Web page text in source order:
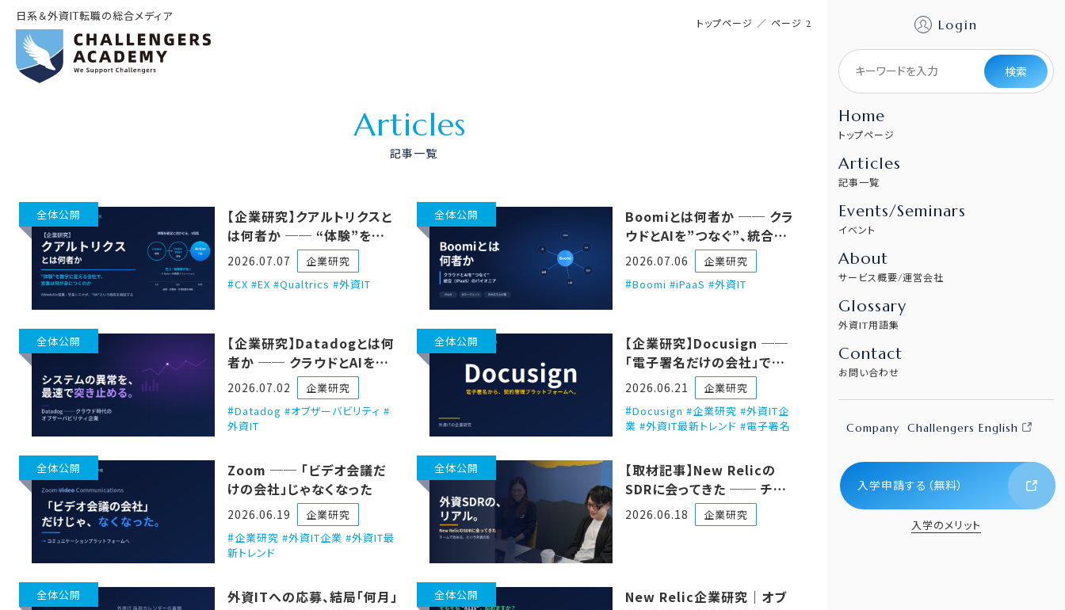
日系＆外資IT転職の総合メディア
Login
検索
Home
トップページ
Articles
記事一覧
Events/Seminars
イベント
About
サービス概要/運営会社
Glossary
外資IT用語集
Contact
お問い合わせ
Company Challengers English
入学申請する（無料）
入学のメリット
トップページ ／ ページ 2
Articles
記事一覧
全体公開
【企業研究】クアルトリクスと
は何者か ── “体験”を数
字に変える会社で、営業は何
が身につくのか
2026.07.07
企業研究
CX #EX #Qualtrics #外資IT
全体公開
Boomiとは何者か ── クラ
ウドとAIを”つなぐ”、統合
（iPaaS）のパイオニア
2026.07.06
企業研究
Boomi #iPaaS #外資IT
全体公開
【企業研究】Datadogとは何
者か ── クラウドとAIを見
張る、オブザーバビリティの
2026.07.02
企業研究
Datadog #オブザーバビリティ #
外資IT
全体公開
【企業研究】Docusign ──
「電子署名だけの会社」では、
終わらないつもりらしい。
2026.06.21
企業研究
Docusign #企業研究 #外資IT企
業 #外資IT最新トレンド #電子署名
全体公開
Zoom ── 「ビデオ会議だ
けの会社」じゃなくなった
2026.06.19
企業研究
企業研究 #外資IT企業 #外資IT最
新トレンド
全体公開
【取材記事】New Relicの
SDRに会ってきた ── チー
ムで攻める、という外資の形
2026.06.18 企業研究
全体公開
外資ITへの応募、結局「何月」
全体公開
New Relic企業研究｜オブ